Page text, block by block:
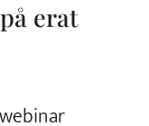
erat